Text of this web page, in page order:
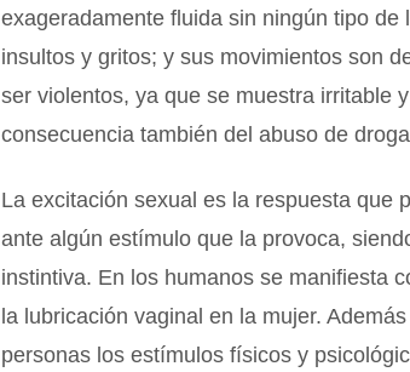
exageradamente fluida sin ningún tipo
insultos y gritos; y sus movimientos son
ser violentos, ya que se muestra irritable
consecuencia también del abuso de
La excitación sexual es la respuesta que
ante algún estímulo que la provoca,
instintiva. En los humanos se manifiesta
la lubricación vaginal en la mujer.
personas los estímulos físicos y